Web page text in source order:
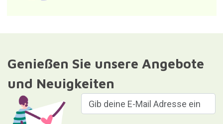
Genießen Sie unsere Angebote
und Neuigkeiten